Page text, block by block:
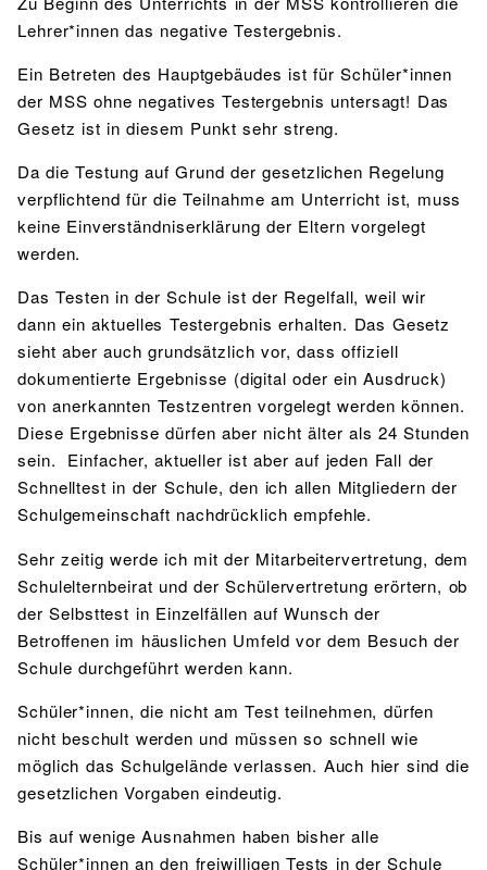
Lehrer*innen das negative Testergebnis.
Ein Betreten des Hauptgebäudes ist für Schüler*innen
der MSS ohne negatives Testergebnis untersagt! Das
Gesetz ist in diesem Punkt sehr streng.
Da die Testung auf Grund der gesetzlichen Regelung
verpflichtend für die Teilnahme am Unterricht ist, muss
keine Einverständniserklärung der Eltern vorgelegt
werden.
Das Testen in der Schule ist der Regelfall, weil wir
dann ein aktuelles Testergebnis erhalten. Das Gesetz
sieht aber auch grundsätzlich vor, dass offiziell
dokumentierte Ergebnisse (digital oder ein Ausdruck)
von anerkannten Testzentren vorgelegt werden können.
Diese Ergebnisse dürfen aber nicht älter als 24 Stunden
sein. Einfacher, aktueller ist aber auf jeden Fall der
Schnelltest in der Schule, den ich allen Mitgliedern der
Schulgemeinschaft nachdrücklich empfehle.
Sehr zeitig werde ich mit der Mitarbeitervertretung, dem
Schulelternbeirat und der Schülervertretung erörtern, ob
der Selbsttest in Einzelfällen auf Wunsch der
Betroffenen im häuslichen Umfeld vor dem Besuch der
Schule durchgeführt werden kann.
Schüler*innen, die nicht am Test teilnehmen, dürfen
nicht beschult werden und müssen so schnell wie
möglich das Schulgelände verlassen. Auch hier sind die
gesetzlichen Vorgaben eindeutig.
Bis auf wenige Ausnahmen haben bisher alle
Schüler*innen an den freiwilligen Tests in der Schule